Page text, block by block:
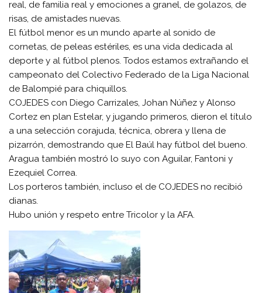
real, de familia real y emociones a granel, de golazos, de
risas, de amistades nuevas.
El fútbol menor es un mundo aparte al sonido de
cornetas, de peleas estériles, es una vida dedicada al
deporte y al fútbol plenos. Todos estamos extrañando el
campeonato del Colectivo Federado de la Liga Nacional
de Balompié para chiquillos.
COJEDES con Diego Carrizales, Johan Núñez y Alonso
Cortez en plan Estelar, y jugando primeros, dieron el título
a una selección corajuda, técnica, obrera y llena de
pizarrón, demostrando que El Baúl hay fútbol del bueno.
Aragua también mostró lo suyo con Aguilar, Fantoni y
Ezequiel Correa.
Los porteros también, incluso el de COJEDES no recibió
dianas.
Hubo unión y respeto entre Tricolor y la AFA.